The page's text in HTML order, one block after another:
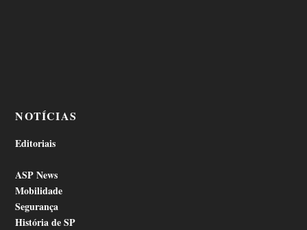
NOTÍCIAS
Editoriais
ASP News
Mobilidade
Segurança
História de SP